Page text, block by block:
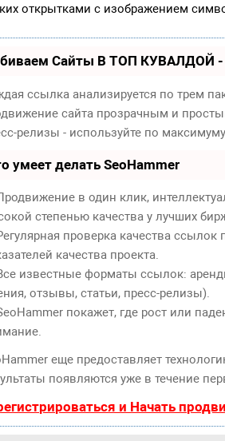
открытками с изображением
Сайты В ТОП КУВАЛДОЙ -
ссылка анализируется по трем
сайта прозрачным и
релизы - используйте по
умеет делать SeoHammer
в один клик,
степенью качества у лучших
проверка качества
качества проекта.
известные форматы ссылок:
отзывы, статьи, пресс-релизы).
покажет, где рост или
еще предоставляет
появляются уже в течение
и Начать